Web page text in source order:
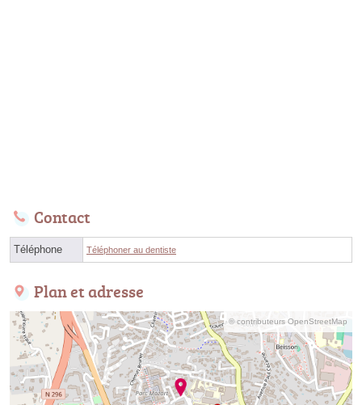
Contact
Téléphone Téléphoner au dentiste
Plan et adresse
© contributeurs OpenStreetMap